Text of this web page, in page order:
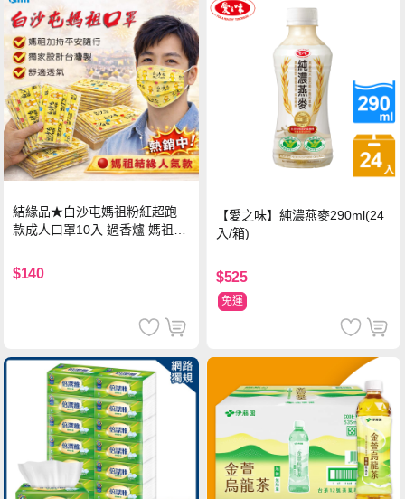
結緣品★白沙屯媽祖粉紅超跑
款成人口罩10入 過香爐 媽祖加
$140
【愛之味】純濃燕麥290ml(24
入/箱)
$525
免運